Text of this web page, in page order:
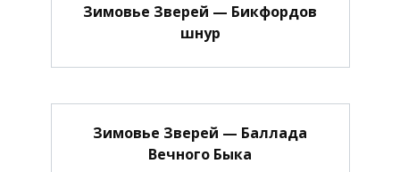
Зимовье Зверей — Бикфордов
шнур
Зимовье Зверей — Баллада
Вечного Быка